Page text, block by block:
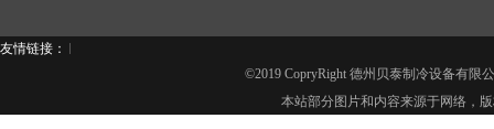
友情链接：
©2019 CopryRight 德州贝泰制冷设备有限
本站部分图片和内容来源于网络，